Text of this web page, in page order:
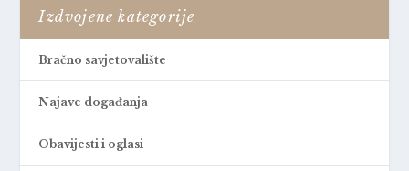
Izdvojene kategorije
Bračno savjetovalište
Najave događanja
Obavijesti i oglasi